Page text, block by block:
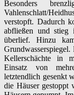
Besonders
Vahlenschlatt/
verstopft. Dadurch
abfließen und stieg
überlief. Hinzu
Kellerschächte in
Einsatz von
letztendlich gesenkt
die Häuser gestoppt